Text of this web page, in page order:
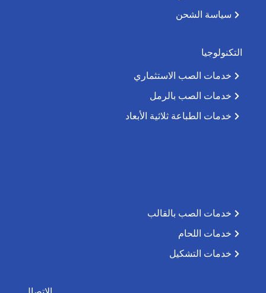
سياسة الشحن
التكنولوجيا
خدمات الصب الاستثماري
خدمات الصب بالرمل
خدمات الطباعة ثلاثية الأبعاد
خدمات الصب بالقالب
خدمات اللحام
خدمات التشكيل